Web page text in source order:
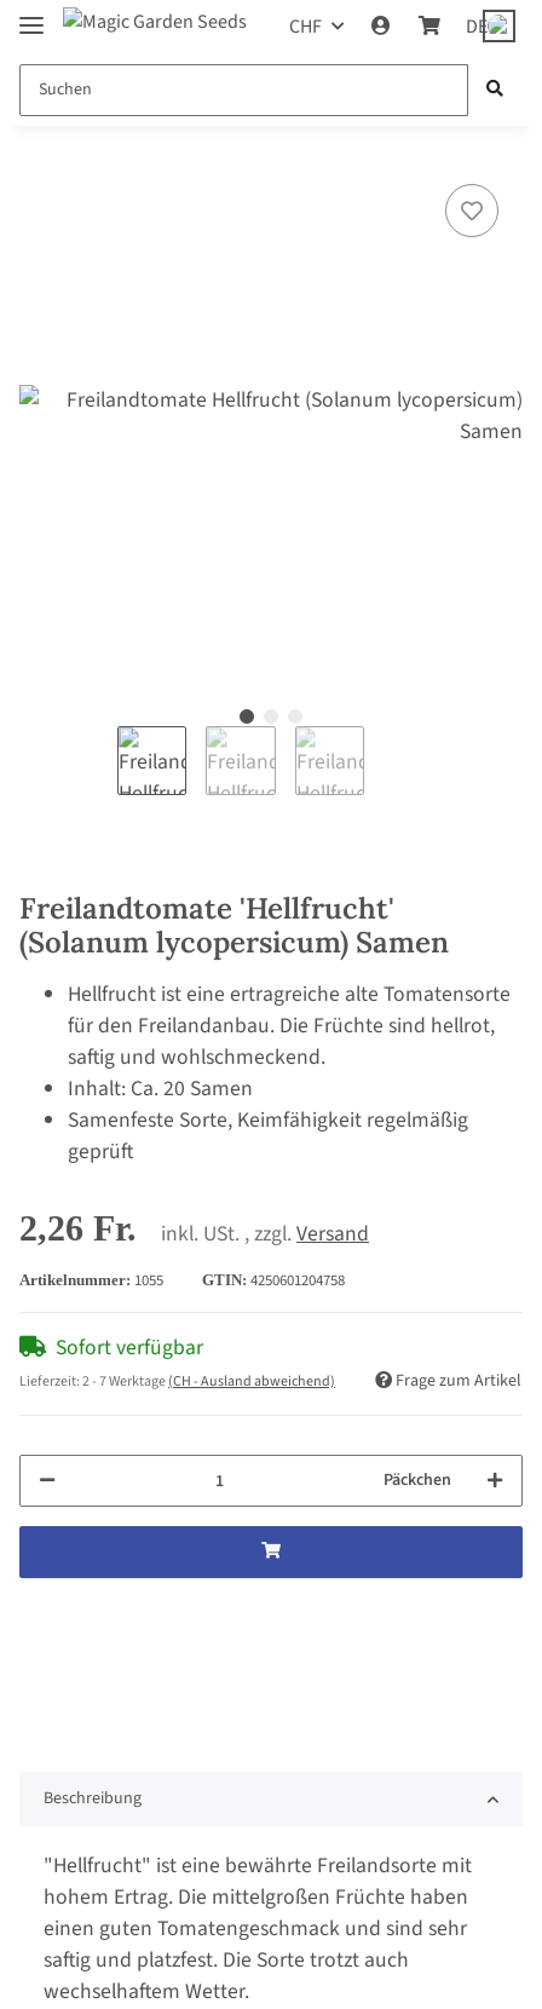
CHF DE
Freilandtomate 'Hellfrucht'
(Solanum lycopersicum) Samen
Hellfrucht ist eine ertragreiche alte Tomatensorte
für den Freilandanbau. Die Früchte sind hellrot,
saftig und wohlschmeckend.
Inhalt: Ca. 20 Samen
Samenfeste Sorte, Keimfähigkeit regelmäßig
geprüft
2,26 Fr. inkl. USt. , zzgl. Versand
Artikelnummer: 1055 GTIN: 4250601204758
Sofort verfügbar
Lieferzeit:2 - 7 Werktage(CH - Ausland abweichend) Frage zum Artikel
Päckchen
Beschreibung
"Hellfrucht" ist eine bewährte Freilandsorte mit
hohem Ertrag. Die mittelgroßen Früchte haben
einen guten Tomatengeschmack und sind sehr
saftig und platzfest. Die Sorte trotzt auch
wechselhaftem Wetter.